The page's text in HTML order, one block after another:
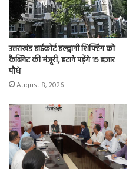
उत्तराखंड हाईकोर्ट हल्द्वानी शिफ्टिंग को
कैबिनेट की मंजूरी, हटाने पड़ेंगे 15 हजार
पौधे
August 8, 2026